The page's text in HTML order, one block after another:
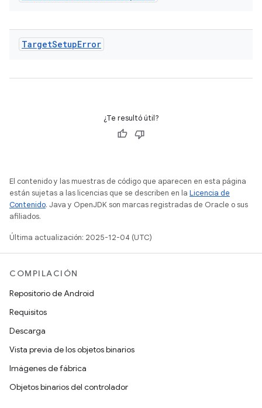
TargetSetupError
¿Te resultó útil?
El contenido y las muestras de código que aparecen en esta página
están sujetas a las licencias que se describen en la Licencia de
Contenido. Java y OpenJDK son marcas registradas de Oracle o sus
afiliados.
Última actualización: 2025-12-04 (UTC)
COMPILACIÓN
Repositorio de Android
Requisitos
Descarga
Vista previa de los objetos binarios
Imágenes de fábrica
Objetos binarios del controlador